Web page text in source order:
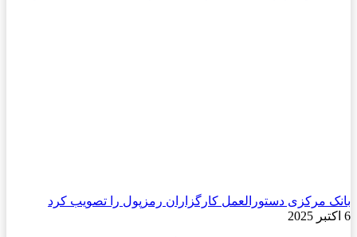
بانک مرکزی دستورالعمل کارگزاران رمزپول را تصویب کرد
6 اکتبر 2025